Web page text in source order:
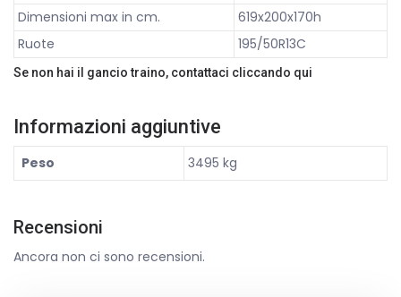
Dimensioni max in cm.
619x200x170h
Ruote
195/50R13C
Se non hai il gancio traino, contattaci cliccando qui
Informazioni aggiuntive
Peso 3495 kg
Recensioni
Ancora non ci sono recensioni.